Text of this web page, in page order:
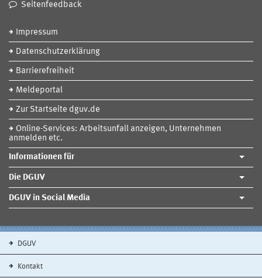
Seitenfeedback
Impressum
Datenschutzerklärung
Barrierefreiheit
Meldeportal
Zur Startseite dguv.de
Online-Services: Arbeitsunfall anzeigen, Unternehmen
anmelden etc.
Informationen für
Die DGUV
DGUV in Social Media
DGUV
Kontakt